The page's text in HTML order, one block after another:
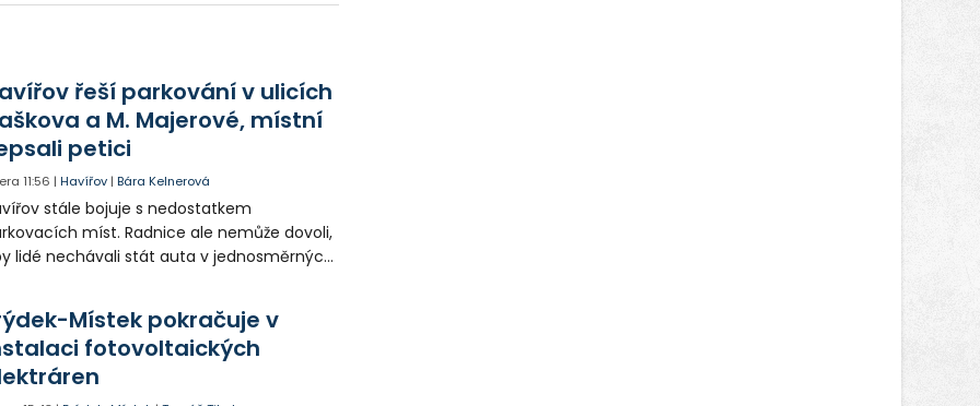
řeší parkování v ulicích
a M. Majerové, místní
petici
11:56 |Havířov |Bára Kelnerová
stále bojuje s nedostatkem
míst. Radnice ale nemůže dovoli,
lidé nechávali stát auta v jednosměrných
někteří obyvatelé rozhodli sepsat petici.
Místek pokračuje v
fotovoltaických